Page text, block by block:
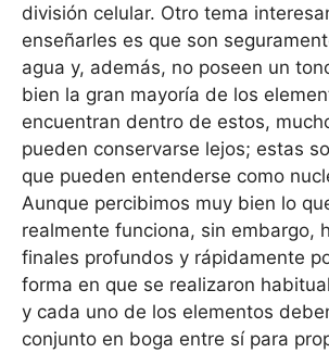
división celular. Otro tema
enseñarles es que son
agua y, además, no poseen un
bien la gran mayoría de los
encuentran dentro de estos,
pueden conservarse lejos; estas
que pueden entenderse como
Aunque percibimos muy bien lo
realmente funciona, sin embargo,
finales profundos y rápidamente
forma en que se realizaron
y cada uno de los elementos
conjunto en boga entre sí para